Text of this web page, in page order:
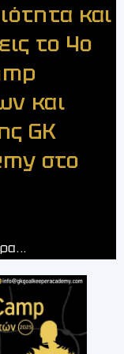
και
το 4ο
και
GK
στο